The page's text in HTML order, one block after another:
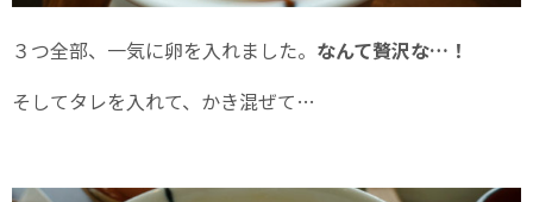
３つ全部、一気に卵を入れました。 なんて贅沢な…！
そしてタレを入れて、かき混ぜて…